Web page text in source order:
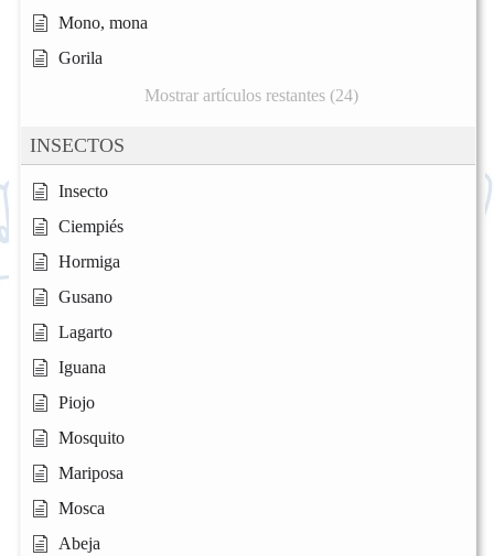
Mono, mona
Gorila
Mostrar artículos restantes (24)
INSECTOS
Insecto
Ciempiés
Hormiga
Gusano
Lagarto
Iguana
Piojo
Mosquito
Mariposa
Mosca
Abeja